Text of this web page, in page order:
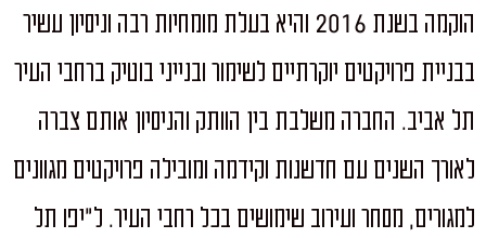
הוקמה בשנת 2016 והיא בעלת מומחיות רבה וניסיון עשיר
בבניית פרויקטים יוקרתיים לשימור ובנייני בוטיק ברחבי העיר
תל אביב. החברה משלבת בין הוותק והניסיון אותם צברה
לאורך השנים עם חדשנות וקידמה ומובילה פרויקטים מגוונים
למגורים, מסחר ועירוב שימושים בכל רחבי העיר. ל"יפו תל